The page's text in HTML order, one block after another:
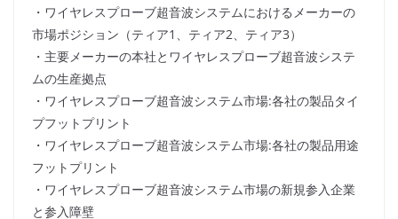
・ワイヤレスプローブ超音波システムにおけるメーカーの
市場ポジション（ティア1、ティア2、ティア3）
・主要メーカーの本社とワイヤレスプローブ超音波システ
ムの生産拠点
・ワイヤレスプローブ超音波システム市場:各社の製品タイ
プフットプリント
・ワイヤレスプローブ超音波システム市場:各社の製品用途
フットプリント
・ワイヤレスプローブ超音波システム市場の新規参入企業
と参入障壁